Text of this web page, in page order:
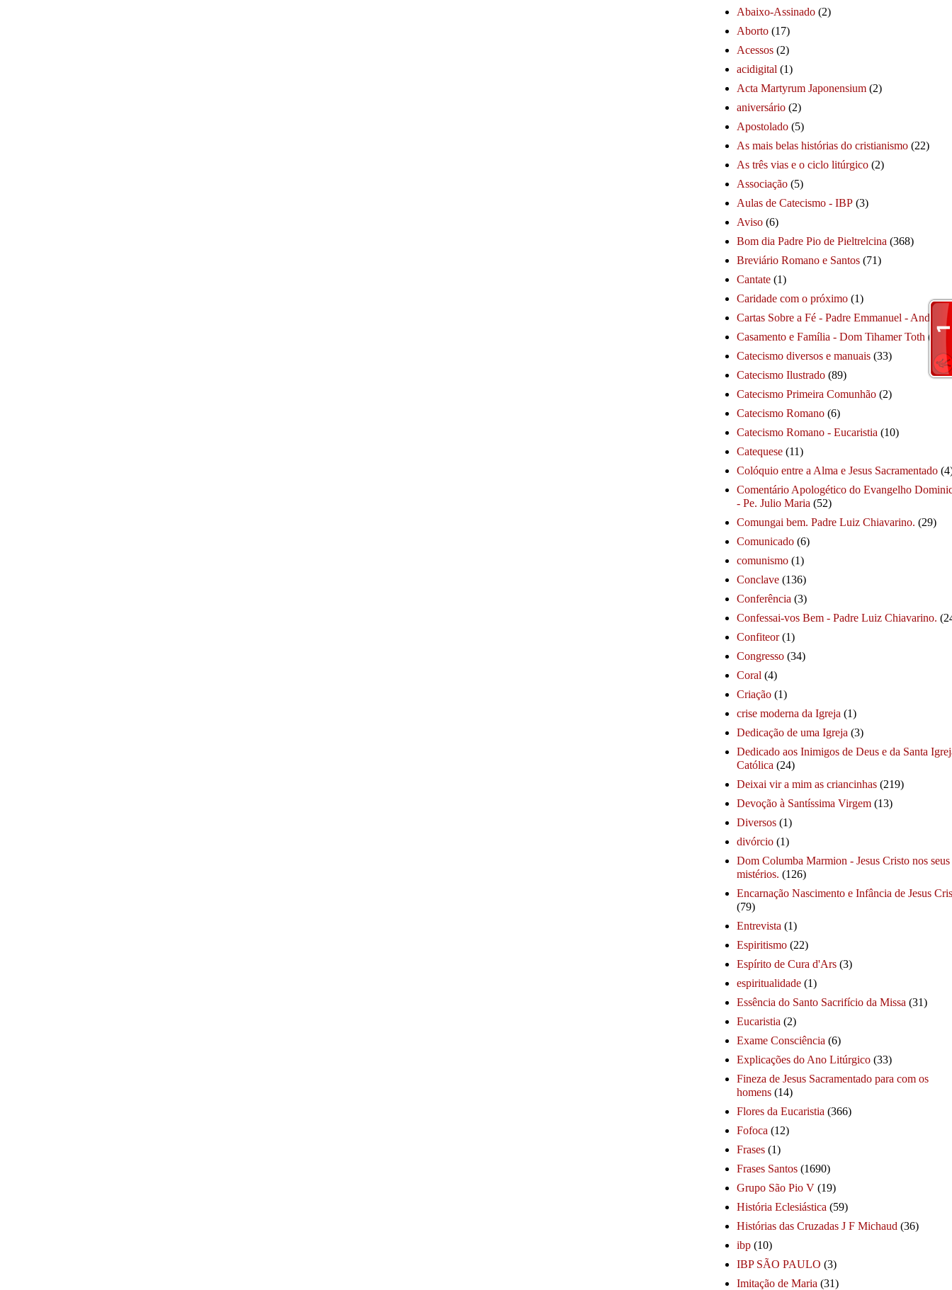
Abaixo-Assinado (2)
Aborto (17)
Acessos (2)
acidigital (1)
Acta Martyrum Japonensium (2)
aniversário (2)
Apostolado (5)
As mais belas histórias do cristianismo (22)
As três vias e o ciclo litúrgico (2)
Associação (5)
Aulas de Catecismo - IBP (3)
Aviso (6)
Bom dia Padre Pio de Pieltrelcina (368)
Breviário Romano e Santos (71)
Cantate (1)
Caridade com o próximo (1)
Cartas Sobre a Fé - Padre Emmanuel - André
Casamento e Família - Dom Tihamer Toth (115)
Catecismo diversos e manuais (33)
Catecismo Ilustrado (89)
Catecismo Primeira Comunhão (2)
Catecismo Romano (6)
Catecismo Romano - Eucaristia (10)
Catequese (11)
Colóquio entre a Alma e Jesus Sacramentado
Comentário Apologético do Evangelho
- Pe. Julio Maria (52)
Comungai bem. Padre Luiz Chiavarino. (29)
Comunicado (6)
comunismo (1)
Conclave (136)
Conferência (3)
Confessai-vos Bem - Padre Luiz Chiavarino.
Confiteor (1)
Congresso (34)
Coral (4)
Criação (1)
crise moderna da Igreja (1)
Dedicação de uma Igreja (3)
Dedicado aos Inimigos de Deus e da Santa
Católica (24)
Deixai vir a mim as criancinhas (219)
Devoção à Santíssima Virgem (13)
Diversos (1)
divórcio (1)
Dom Columba Marmion - Jesus Cristo nos seus
mistérios. (126)
Encarnação Nascimento e Infância de Jesus
(79)
Entrevista (1)
Espiritismo (22)
Espírito de Cura d'Ars (3)
espiritualidade (1)
Essência do Santo Sacrifício da Missa (31)
Eucaristia (2)
Exame Consciência (6)
Explicações do Ano Litúrgico (33)
Fineza de Jesus Sacramentado para com os
homens (14)
Flores da Eucaristia (366)
Fofoca (12)
Frases (1)
Frases Santos (1690)
Grupo São Pio V (19)
História Eclesiástica (59)
Histórias das Cruzadas J F Michaud (36)
ibp (10)
IBP SÃO PAULO (3)
Imitação de Maria (31)